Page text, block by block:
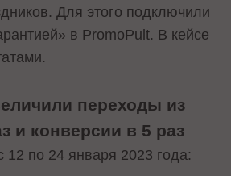
Для этого подключили
в PromoPult. В кейсе
переходы из
и конверсии в 5 раз
12 по 24 января 2023 года: